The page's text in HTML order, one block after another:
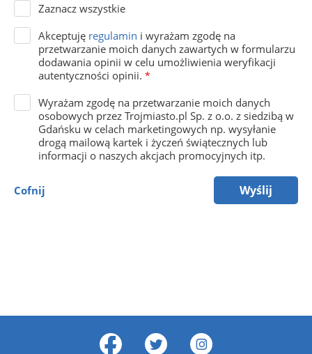
Zaznacz wszystkie
Akceptuję regulamin i wyrażam zgodę na
przetwarzanie moich danych zawartych w formularzu
dodawania opinii w celu umożliwienia weryfikacji
autentyczności opinii. *
Wyrażam zgodę na przetwarzanie moich danych
osobowych przez Trojmiasto.pl Sp. z o.o. z siedzibą w
Gdańsku w celach marketingowych np. wysyłanie
drogą mailową kartek i życzeń świątecznych lub
informacji o naszych akcjach promocyjnych itp.
Cofnij Wyślij